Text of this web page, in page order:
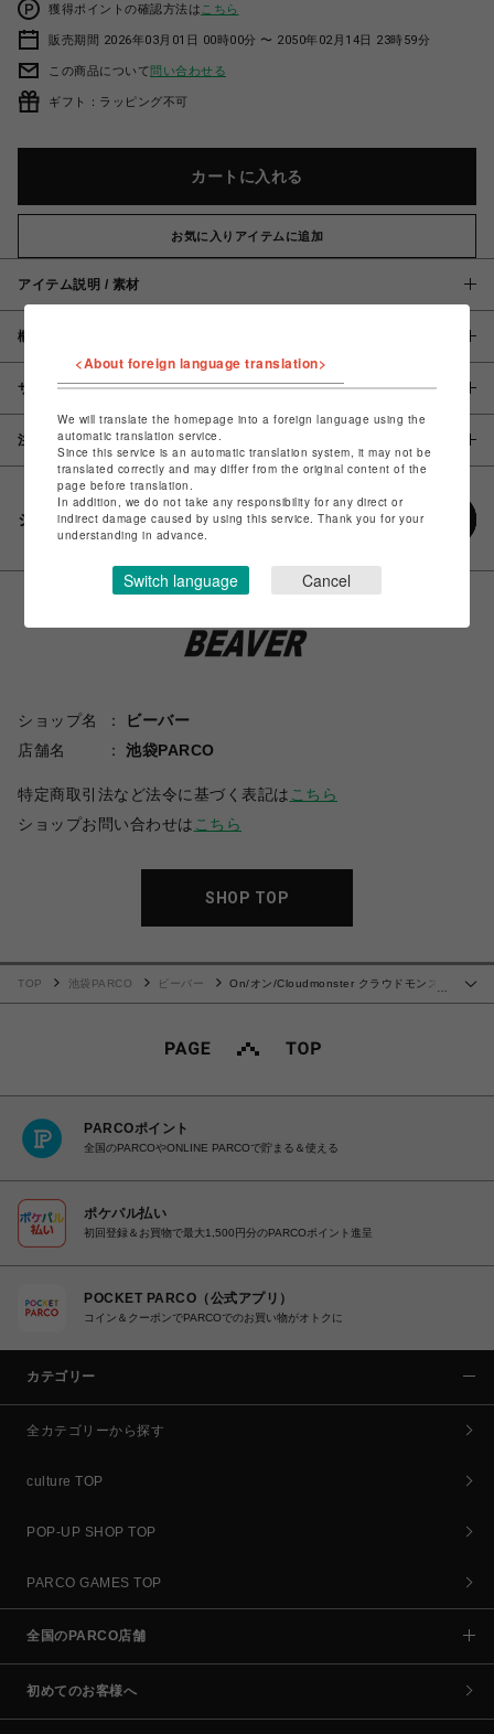
獲得ポイントの確認方法は こちら
販売期間 2026年03月01日 00時00分 〜 2050年02月14日 23時59分
この商品について問い合わせる
ギフト：ラッピング不可
カートに入れる
お気に入りアイテムに追加
アイテム説明 / 素材
概要
サイズ
注意事項
シェアする
ショップ名
ビーバー
店舗名
池袋PARCO
特定商取引法など法令に基づく表記は こちら
ショップお問い合わせは こちら
SHOP TOP
TOP 池袋PARCO ビーバー
On/オン/Cloudmonster クラウドモンス
PARCOポイント
全国のPARCOやONLINE PARCOで貯まる＆使える
ポケパル払い
初回登録＆お買物で最大1,500円分のPARCOポイント進呈
POCKET PARCO（公式アプリ）
コイン＆クーポンでPARCOでのお買い物がオトクに
カテゴリー
全カテゴリーから探す
culture TOP
POP-UP SHOP TOP
PARCO GAMES TOP
全国のPARCO店舗
初めてのお客様へ
<About foreign language translation>
We will translate the homepage into a foreign language using the
automatic translation service.
Since this service is an automatic translation system, it may not be
translated correctly and may differ from the original content of the
page before translation.
In addition, we do not take any responsibility for any direct or
indirect damage caused by using this service. Thank you for your
understanding in advance.
Switch language Cancel